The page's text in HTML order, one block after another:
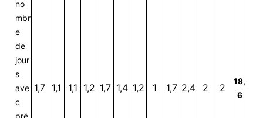
no
mbr
e
de
jour
s
ave
c
pré
1,7 1,1 1,1 1,2 1,7 1,4 1,2 1 1,7 2,4 2 2
18,
6